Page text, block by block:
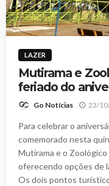
LAZER
Mutirama e
feriado do
Go Notícias 23/
Para celebrar o
comemorado nesta
Mutirama e o
oferecendo opções de
Os dois pontos